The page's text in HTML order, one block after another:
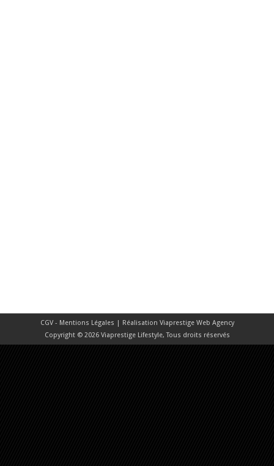
CGV - Mentions Légales | Réalisation Viaprestige Web Agency
Copyright © 2026 Viaprestige Lifestyle, Tous droits réservés